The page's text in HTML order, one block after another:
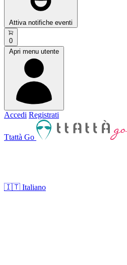
Attiva notifiche eventi
0
Apri menu utente
Accedi Registrati
Ttattà Go
🇮🇹 Italiano